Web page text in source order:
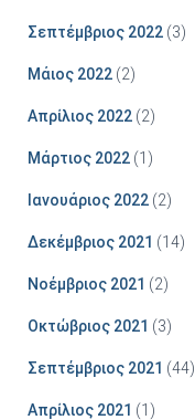
Σεπτέμβριος 2022 (3)
Μάιος 2022 (2)
Απρίλιος 2022 (2)
Μάρτιος 2022 (1)
Ιανουάριος 2022 (2)
Δεκέμβριος 2021 (14)
Νοέμβριος 2021 (2)
Οκτώβριος 2021 (3)
Σεπτέμβριος 2021 (44)
Απρίλιος 2021 (1)